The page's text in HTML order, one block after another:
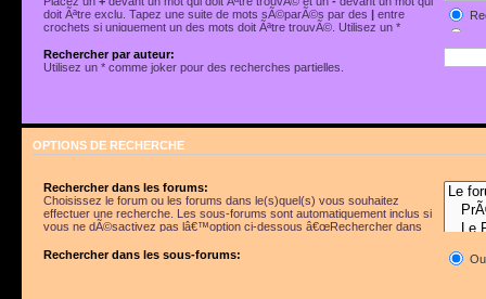
doit Ãªtre exclu. Tapez une suite de mots sÃ©parÃ©s par des| entre
crochets si uniquement un des mots doit Ãªtre trouvÃ©. Utilisez un *
Rechercher par auteur:
Utilisez un * comme joker pour des recherches partielles.
OPTIONS DE RECHERCHE
Rechercher dans les forums:
Choisissez le forum ou les forums dans le(s)quel(s) vous souhaitez
effectuer une recherche. Les sous-forums sont automatiquement inclus si
vous ne dÃ©sactivez pas lâ€™option ci-dessous â€œRechercher dans
Rechercher dans les sous-forums: